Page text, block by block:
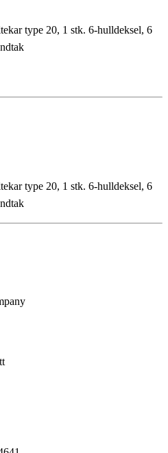
type 20, 1 stk. 6-hulldeksel, 6
type 20, 1 stk. 6-hulldeksel, 6